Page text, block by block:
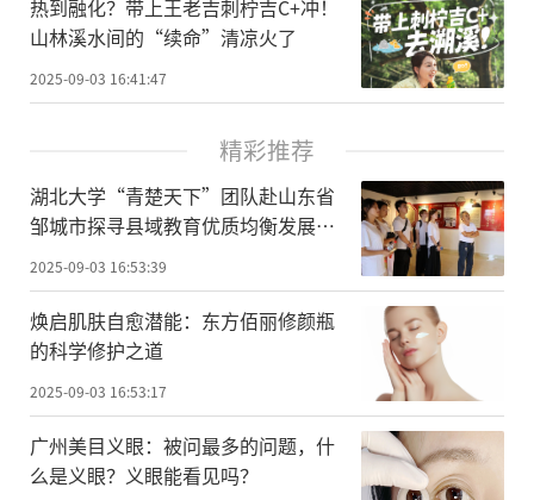
热到融化？带上王老吉刺柠吉C+冲！
山林溪水间的“续命”清凉火了
2025-09-03 16:41:47
精彩推荐
湖北大学“青楚天下”团队赴山东省
邹城市探寻县域教育优质均衡发展路
径
2025-09-03 16:53:39
焕启肌肤自愈潜能：东方佰丽修颜瓶
的科学修护之道
2025-09-03 16:53:17
广州美目义眼：被问最多的问题，什
么是义眼？义眼能看见吗？